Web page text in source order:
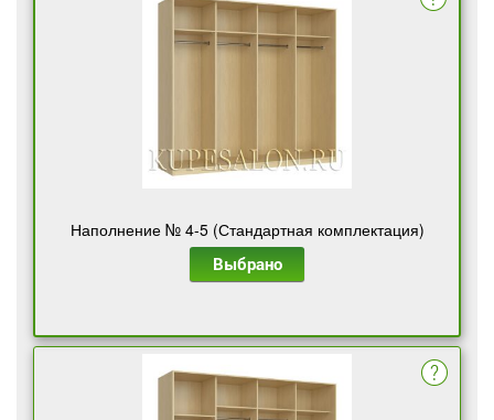
Наполнение № 4-5 (Стандартная комплектация)
Выбрано